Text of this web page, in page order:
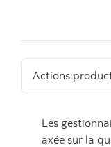
Actions
Les
axée sur la